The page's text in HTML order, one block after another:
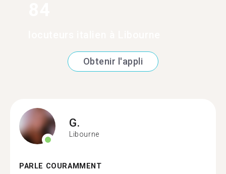
Obtenir l'appli
G.
Libourne
PARLE COURAMMENT